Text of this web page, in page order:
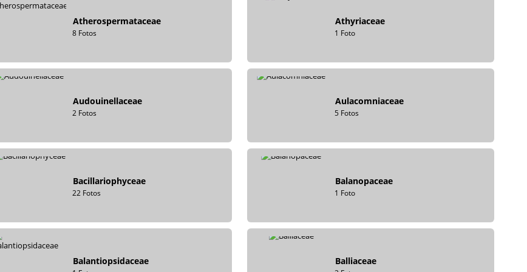
Atherospermataceae
8 Fotos
Athyriaceae
1 Foto
Audouinellaceae
2 Fotos
Aulacomniaceae
5 Fotos
Bacillariophyceae
22 Fotos
Balanopaceae
1 Foto
Balantiopsidaceae Balliaceae